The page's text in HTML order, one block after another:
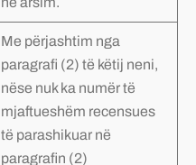
Me përjashtim nga
paragrafi (2) të këtij neni,
nëse nuk ka numër të
mjaftueshëm recensues
të parashikuar në
paragrafin (2)